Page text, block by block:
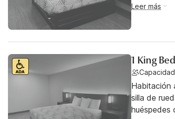
Leer más
1 King
Habitación
silla de
huéspedes